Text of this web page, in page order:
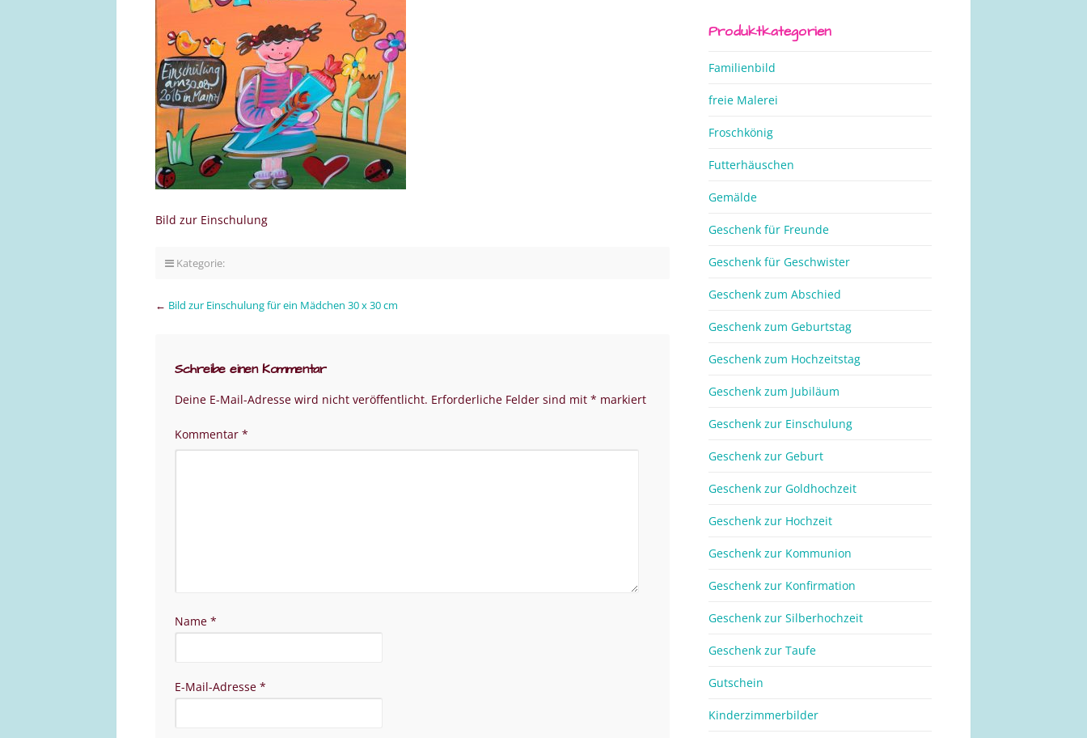
Bild zur Einschulung
Kategorie:
← Bild zur Einschulung für ein Mädchen 30 x 30 cm
Schreibe einen Kommentar
Deine E-Mail-Adresse wird nicht veröffentlicht. Erforderliche Felder sind mit * markiert
Kommentar *
Name *
E-Mail-Adresse *
Produktkategorien
Familienbild
freie Malerei
Froschkönig
Futterhäuschen
Gemälde
Geschenk für Freunde
Geschenk für Geschwister
Geschenk zum Abschied
Geschenk zum Geburtstag
Geschenk zum Hochzeitstag
Geschenk zum Jubiläum
Geschenk zur Einschulung
Geschenk zur Geburt
Geschenk zur Goldhochzeit
Geschenk zur Hochzeit
Geschenk zur Kommunion
Geschenk zur Konfirmation
Geschenk zur Silberhochzeit
Geschenk zur Taufe
Gutschein
Kinderzimmerbilder